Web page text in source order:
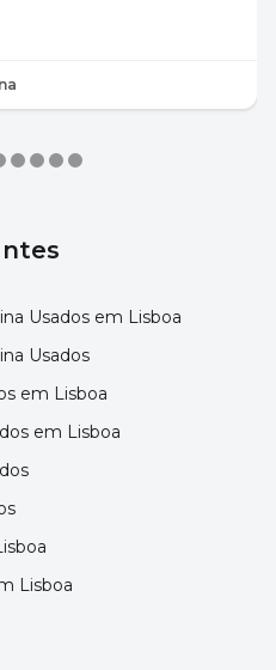
Usados em Lisboa
Usados
em Lisboa
em Lisboa
Lisboa